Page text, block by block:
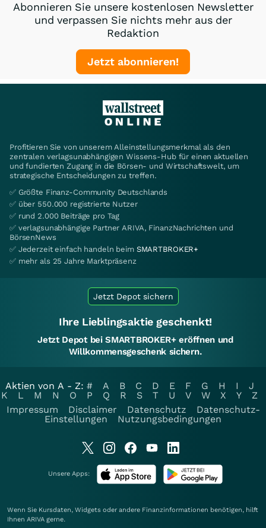
Abonnieren Sie unsere kostenlosen Newsletter
und verpassen Sie nichts mehr aus der
Redaktion
Jetzt abonnieren!
Profitieren Sie von unserem Alleinstellungsmerkmal als den
zentralen verlagsunabhängigen Wissens-Hub für einen aktuellen
und fundierten Zugang in die Börsen- und Wirtschaftswelt, um
strategische Entscheidungen zu treffen.
✅ Größte Finanz-Community Deutschlands
✅ über 550.000 registrierte Nutzer
✅ rund 2.000 Beiträge pro Tag
✅ verlagsunabhängige Partner ARIVA, FinanzNachrichten und
BörsenNews
✅ Jederzeit einfach handeln beim SMARTBROKER+
✅ mehr als 25 Jahre Marktpräsenz
Jetzt Depot sichern
Ihre Lieblingsaktie geschenkt!
Jetzt Depot bei SMARTBROKER+ eröffnen und
Willkommensgeschenk sichern.
Aktien von A - Z: # A B C D E F G H I
J
K
L M N O P Q R S T U V W X Y
Z
Impressum
Disclaimer Datenschutz
Datenschutz-
Einstellungen
Nutzungsbedingungen
Unsere Apps:
Wenn Sie Kursdaten, Widgets oder andere Finanzinformationen benötigen, hilft
Ihnen ARIVA gerne.